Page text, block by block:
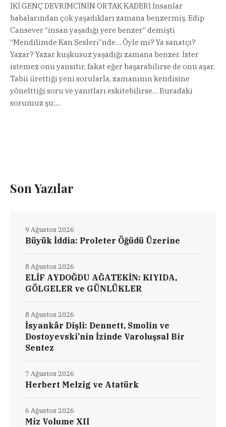
İKİ GENÇ DEVRİMCİNİN ORTAK KADERİ İnsanlar
babalarından çok yaşadıkları zamana benzermiş. Edip
Cansever “insan yaşadığı yere benzer” demişti
“Mendilimde Kan Sesleri”nde… Öyle mi? Ya sanatçı?
Yazar? Yazar kuşkusuz yaşadığı zamana benzer. İster
istemez onu yansıtır, fakat eğer başarabilirse de onu aşar.
Tabii ürettiği yeni sorularla, zamanının kendisine
yönelttiği soru ve yanıtları eskitebilirse… Buradaki
sorumuz şu:...
Son Yazılar
Büyük İddia: Proleter Öğüdü Üzerine
9 Ağustos 2026
ELİF AYDOĞDU AĞATEKİN: KIYIDA,
GÖLGELER ve GÜNLÜKLER
8 Ağustos 2026
İsyankâr Dişli: Dennett, Smolin ve
Dostoyevski’nin İzinde Varoluşsal Bir
Sentez
8 Ağustos 2026
Herbert Melzig ve Atatürk
7 Ağustos 2026
Miz Volume XII
6 Ağustos 2026